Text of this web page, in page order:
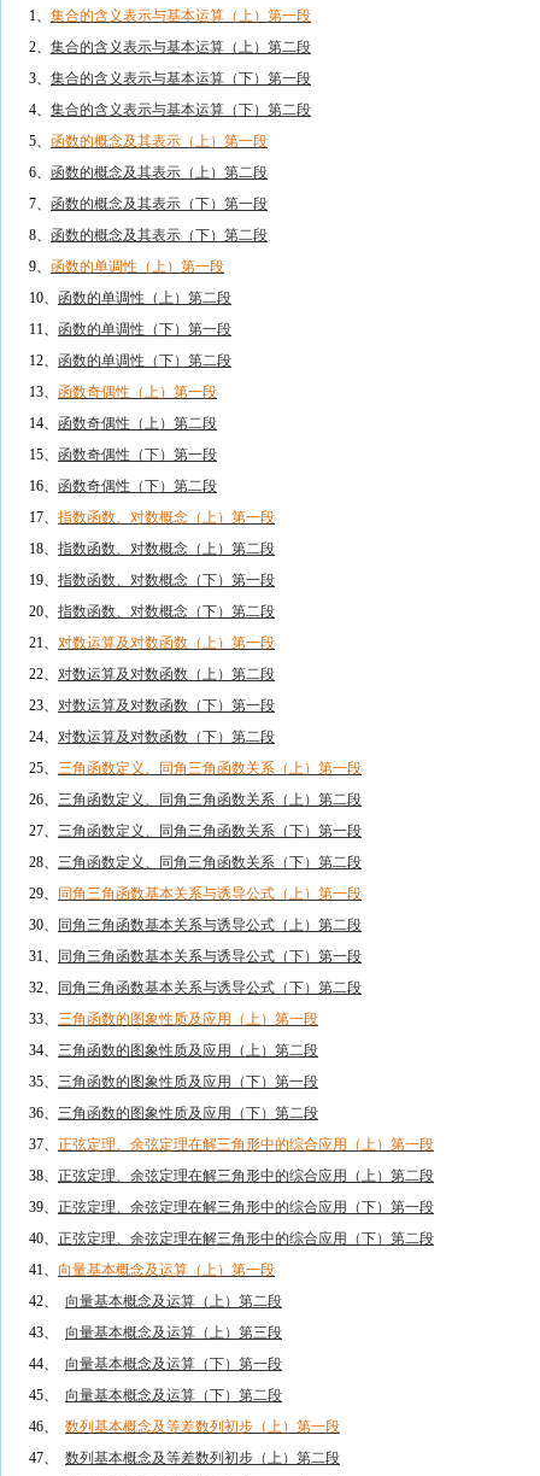
1、 集合的含义表示与基本运算（上）第一段
2、 集合的含义表示与基本运算（上）第二段
3、 集合的含义表示与基本运算（下）第一段
4、 集合的含义表示与基本运算（下）第二段
5、 函数的概念及其表示（上）第一段
6、 函数的概念及其表示（上）第二段
7、 函数的概念及其表示（下）第一段
8、 函数的概念及其表示（下）第二段
9、 函数的单调性（上）第一段
10、 函数的单调性（上）第二段
11、 函数的单调性（下）第一段
12、 函数的单调性（下）第二段
13、 函数奇偶性（上）第一段
14、 函数奇偶性（上）第二段
15、 函数奇偶性（下）第一段
16、 函数奇偶性（下）第二段
17、 指数函数、对数概念（上）第一段
18、 指数函数、对数概念（上）第二段
19、 指数函数、对数概念（下）第一段
20、 指数函数、对数概念（下）第二段
21、 对数运算及对数函数（上）第一段
22、 对数运算及对数函数（上）第二段
23、 对数运算及对数函数（下）第一段
24、 对数运算及对数函数（下）第二段
25、 三角函数定义、同角三角函数关系（上）第一段
26、 三角函数定义、同角三角函数关系（上）第二段
27、 三角函数定义、同角三角函数关系（下）第一段
28、 三角函数定义、同角三角函数关系（下）第二段
29、
同角三角函数基本关系与诱导公式（上）第一段
30、
同角三角函数基本关系与诱导公式（上）第二段
31、
同角三角函数基本关系与诱导公式（下）第一段
32、
同角三角函数基本关系与诱导公式（下）第二段
33、 三角函数的图象性质及应用（上）第一段
34、 三角函数的图象性质及应用（上）第二段
35、 三角函数的图象性质及应用（下）第一段
36、 三角函数的图象性质及应用（下）第二段
37、 正弦定理、余弦定理在解三角形中的综合应用（上）第一段
38、 正弦定理、余弦定理在解三角形中的综合应用（上）第二段
39、 正弦定理、余弦定理在解三角形中的综合应用（下）第一段
40、 正弦定理、余弦定理在解三角形中的综合应用（下）第二段
41、 向量基本概念及运算（上）第一段
42、 向量基本概念及运算（上）第二段
43、 向量基本概念及运算（上）第三段
44、 向量基本概念及运算（下）第一段
45、 向量基本概念及运算（下）第二段
46、 数列基本概念及等差数列初步（上）第一段
47、 数列基本概念及等差数列初步（上）第二段